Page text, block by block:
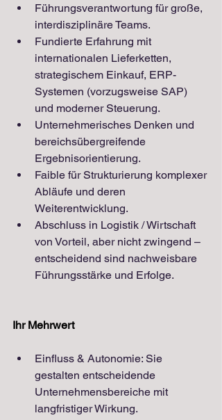
Führungsverantwortung für große,
interdisziplinäre Teams.
Fundierte Erfahrung mit
internationalen Lieferketten,
strategischem Einkauf, ERP-
Systemen (vorzugsweise SAP)
und moderner Steuerung.
Unternehmerisches Denken und
bereichsübergreifende
Ergebnisorientierung.
Faible für Strukturierung komplexer
Abläufe und deren
Weiterentwicklung.
Abschluss in Logistik / Wirtschaft
von Vorteil, aber nicht zwingend –
entscheidend sind nachweisbare
Führungsstärke und Erfolge.
Ihr Mehrwert
Einfluss & Autonomie: Sie
gestalten entscheidende
Unternehmensbereiche mit
langfristiger Wirkung.